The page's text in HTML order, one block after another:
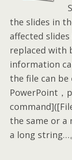
the slides in
affected
replaced with
information
the file can
PowerPoint，
the same or a
a long string…。